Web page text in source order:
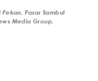
Pasar Sambut
Media Group.